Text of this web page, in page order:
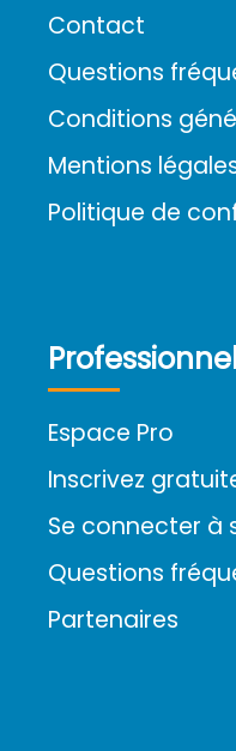
Contact
Questions
Conditions
Mentions
Politique de
Espace Pro
Inscrivez
Se connecter à
Questions
Partenaires